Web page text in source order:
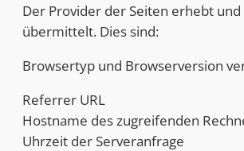
Der Provider der Seiten erhebt
übermittelt. Dies sind:
Browsertyp und Browserversion
Referrer URL
Hostname des zugreifenden
Uhrzeit der Serveranfrage